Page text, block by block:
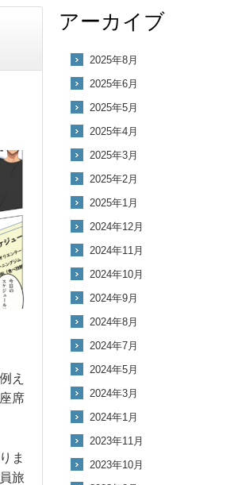
え
席
ま
旅
アーカイブ
2025年8月
2025年6月
2025年5月
2025年4月
2025年3月
2025年2月
2025年1月
2024年12月
2024年11月
2024年10月
2024年9月
2024年8月
2024年7月
2024年5月
2024年3月
2024年1月
2023年11月
2023年10月